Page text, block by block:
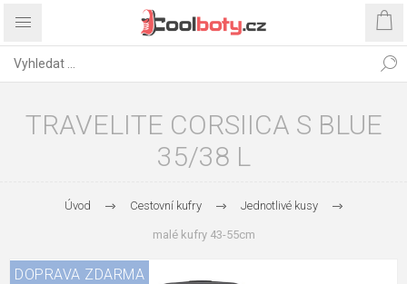
TRAVELITE CORSIICA S BLUE
35/38 L
Úvod Cestovní kufry Jednotlivé kusy
malé kufry 43-55cm
DOPRAVA ZDARMA